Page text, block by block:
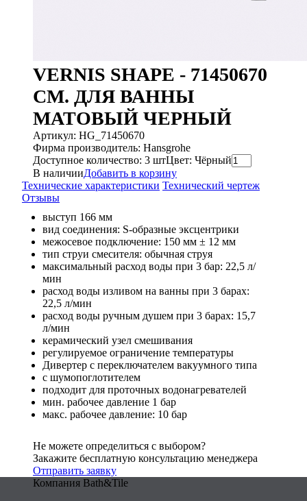
VERNIS SHAPE - 71450670
СМ. ДЛЯ ВАННЫ
МАТОВЫЙ ЧЕРНЫЙ
Артикул: HG_71450670
Фирма производитель: Hansgrohe
Доступное количество: 3 штЦвет: Чёрный
В наличииДобавить в корзину
Технические характеристики Технический чертеж
Отзывы
выступ 166 мм
вид соединения: S-образные эксцентрики
межосевое подключение: 150 мм ± 12 мм
тип струи смесителя: обычная струя
максимальный расход воды при 3 бар: 22,5 л/
мин
расход воды изливом на ванны при 3 барах:
22,5 л/мин
расход воды ручным душем при 3 барах: 15,7
л/мин
керамический узел смешивания
регулируемое ограничение температуры
Дивертер с переключателем вакуумного типа
с шумопоглотителем
подходит для проточных водонагревателей
мин. рабочее давление 1 бар
макс. рабочее давление: 10 бар
Не можете определиться с выбором?
Закажите бесплатную консультацию менеджера
Отправить заявку
Компания Bath&Tile